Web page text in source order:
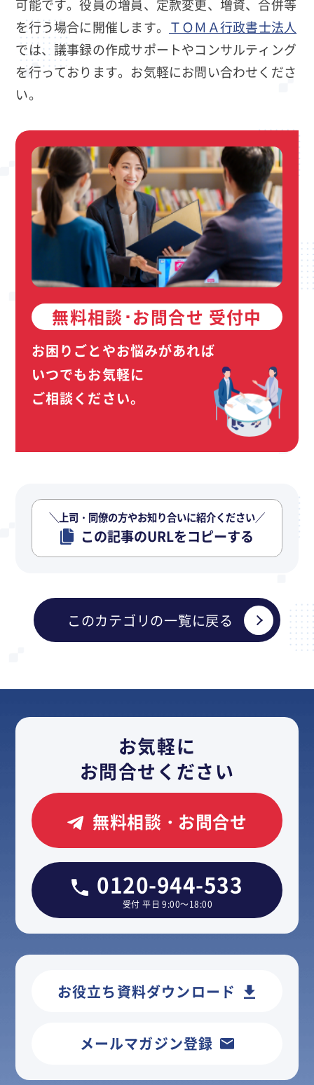
可能です。役員の増員、定款変更、増資、合併等
を行う場合に開催します。 ＴＯＭＡ行政書士法人
では、議事録の作成サポートやコンサルティング
を行っております。お気軽にお問い合わせくださ
い。
無料相談･お問合せ 受付中
お困りごとやお悩みがあれば
いつでもお気軽に
ご相談ください。
＼上司・同僚の方やお知り合いに紹介ください／
この記事のURLをコピーする
このカテゴリの一覧に戻る
お気軽に
お問合せください
無料相談・お問合せ
0120-944-533
受付 平日 9:00～18:00
お役立ち資料ダウンロード
メールマガジン登録